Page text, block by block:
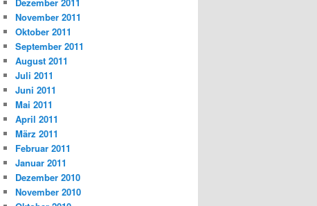
Dezember 2011
November 2011
Oktober 2011
September 2011
August 2011
Juli 2011
Juni 2011
Mai 2011
April 2011
März 2011
Februar 2011
Januar 2011
Dezember 2010
November 2010